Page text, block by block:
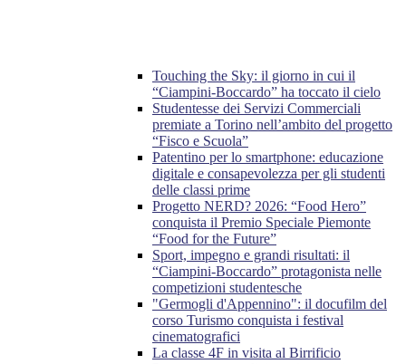
Touching the Sky: il giorno in cui il
“Ciampini-Boccardo” ha toccato il cielo
Studentesse dei Servizi Commerciali
premiate a Torino nell’ambito del progetto
“Fisco e Scuola”
Patentino per lo smartphone: educazione
digitale e consapevolezza per gli studenti
delle classi prime
Progetto NERD? 2026: “Food Hero”
conquista il Premio Speciale Piemonte
“Food for the Future”
Sport, impegno e grandi risultati: il
“Ciampini-Boccardo” protagonista nelle
competizioni studentesche
"Germogli d'Appennino": il docufilm del
corso Turismo conquista i festival
cinematografici
La classe 4F in visita al Birrificio